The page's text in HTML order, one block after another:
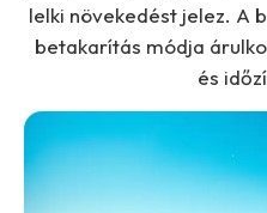
lelki növekedést jelez. A
betakarítás módja
és